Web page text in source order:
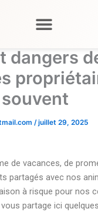
dangers
/juillet 29, 2025
de vacances, de
partagés avec nos
à risque pour nos
partage ici